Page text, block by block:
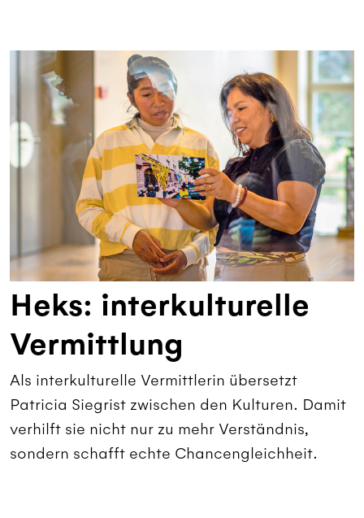
Heks: interkulturelle
Vermittlung
Als interkulturelle Vermittlerin übersetzt
Patricia Siegrist zwischen den Kulturen. Damit
verhilft sie nicht nur zu mehr Verständnis,
sondern schafft echte Chancengleichheit.